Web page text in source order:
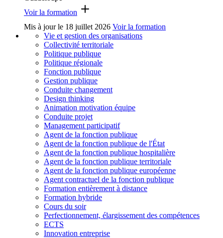
Voir la formation
Mis à jour le 18 juillet 2026 Voir la formation
Vie et gestion des organisations
Collectivité territoriale
Politique publique
Politique régionale
Fonction publique
Gestion publique
Conduite changement
Design thinking
Animation motivation équipe
Conduite projet
Management participatif
Agent de la fonction publique
Agent de la fonction publique de l'État
Agent de la fonction publique hospitalière
Agent de la fonction publique territoriale
Agent de la fonction publique européenne
Agent contractuel de la fonction publique
Formation entièrement à distance
Formation hybride
Cours du soir
Perfectionnement, élargissement des compétences
ECTS
Innovation entreprise